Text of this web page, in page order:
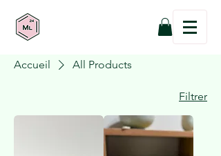
Accueil All Products
Filtrer